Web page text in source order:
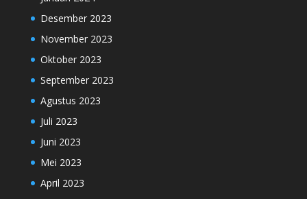
Desember 2023
November 2023
Oktober 2023
September 2023
Agustus 2023
Juli 2023
Juni 2023
Mei 2023
April 2023